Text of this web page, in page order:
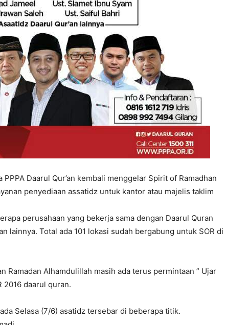
Daarul Qur’an kembali menggelar Spirit of Ramadhan
penyediaan assatidz untuk kantor atau majelis taklim
perusahaan yang bekerja sama dengan Daarul Quran
lainnya. Total ada 101 lokasi sudah bergabung untuk SOR di
Ramadan Alhamdulillah masih ada terus permintaan ” Ujar
2016 daarul quran.
Selasa (7/6) asatidz tersebar di beberapa titik.